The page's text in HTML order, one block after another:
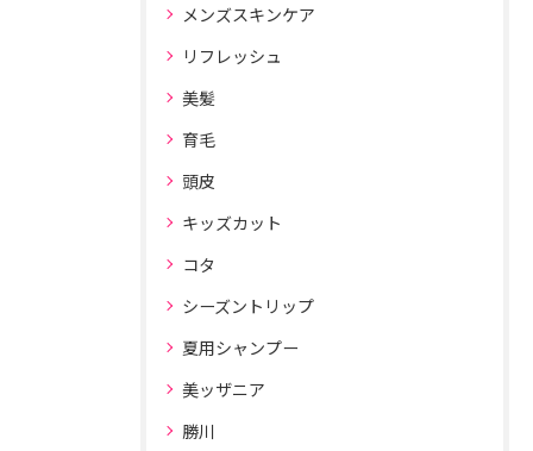
メンズスキンケア
リフレッシュ
美髪
育毛
頭皮
キッズカット
コタ
シーズントリップ
夏用シャンプー
美ッザニア
勝川